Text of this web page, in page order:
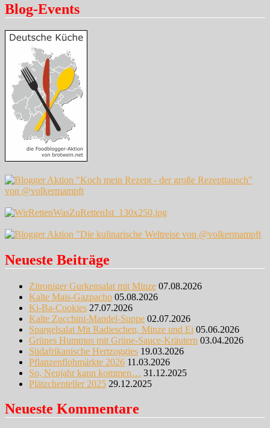
Blog-Events
Neueste Beiträge
Zitroniger Gurkensalat mit Minze 07.08.2026
Kalte Mais-Gazpacho 05.08.2026
Ki-Ba-Cookies 27.07.2026
Kalte Zucchini-Mandel-Suppe 02.07.2026
Spargelsalat Mit Radieschen, Minze und Ei 05.06.2026
Grünes Hummus mit Grüne-Sauce-Kräutern 03.04.2026
Südafrikanische Hertzoggies 19.03.2026
Pflanzenflohmärkte 2026 11.03.2026
So, Neujahr kann kommen… 31.12.2025
Plätzchenteller 2025 29.12.2025
Neueste Kommentare